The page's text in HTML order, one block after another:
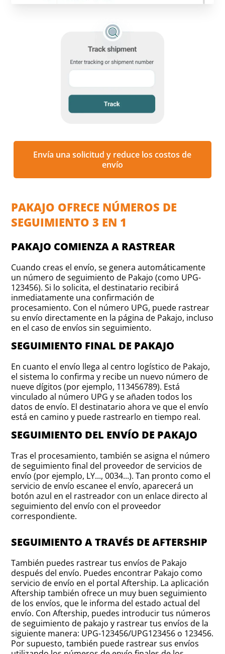
Envía una solicitud y reduce los costos de
envío
PAKAJO OFRECE NÚMEROS DE
SEGUIMIENTO 3 EN 1
PAKAJO COMIENZA A RASTREAR
Cuando creas el envío, se genera automáticamente
un número de seguimiento de Pakajo (como UPG-
123456). Si lo solicita, el destinatario recibirá
inmediatamente una confirmación de
procesamiento. Con el número UPG, puede rastrear
su envío directamente en la página de Pakajo, incluso
en el caso de envíos sin seguimiento.
SEGUIMIENTO FINAL DE PAKAJO
En cuanto el envío llega al centro logístico de Pakajo,
el sistema lo confirma y recibe un nuevo número de
nueve dígitos (por ejemplo, 113456789). Está
vinculado al número UPG y se añaden todos los
datos de envío. El destinatario ahora ve que el envío
está en camino y puede rastrearlo en tiempo real.
SEGUIMIENTO DEL ENVÍO DE PAKAJO
Tras el procesamiento, también se asigna el número
de seguimiento final del proveedor de servicios de
envío (por ejemplo, LY..., 0034...). Tan pronto como el
servicio de envío escanee el envío, aparecerá un
botón azul en el rastreador con un enlace directo al
seguimiento del envío con el proveedor
correspondiente.
SEGUIMIENTO A TRAVÉS DE AFTERSHIP
También puedes rastrear tus envíos de Pakajo
después del envío. Puedes encontrar Pakajo como
servicio de envío en el portal Aftership. La aplicación
Aftership también ofrece un muy buen seguimiento
de los envíos, que le informa del estado actual del
envío. Con Aftership, puedes introducir tus números
de seguimiento de pakajo y rastrear tus envíos de la
siguiente manera: UPG-123456/UPG123456 o 123456.
Por supuesto, también puede rastrear sus envíos